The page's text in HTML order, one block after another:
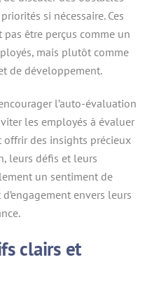
si nécessaire. Ces
être perçus comme un
mais plutôt comme
de développement.
l’auto-évaluation
les employés à évaluer
des insights précieux
leurs défis et leurs
un sentiment de
envers leurs
clairs et